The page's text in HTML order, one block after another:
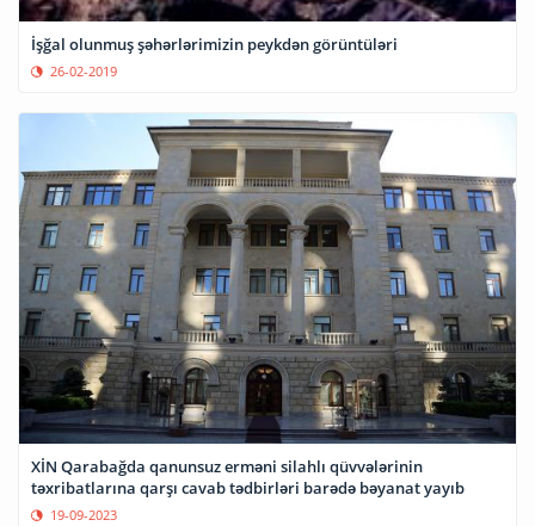
İşğal olunmuş şəhərlərimizin peykdən görüntüləri
26-02-2019
XİN Qarabağda qanunsuz erməni silahlı qüvvələrinin
təxribatlarına qarşı cavab tədbirləri barədə bəyanat yayıb
19-09-2023